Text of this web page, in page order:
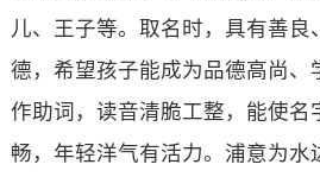
儿、王子等。取名时，具有善良
德，希望孩子能成为品德高尚、
作助词，读音清脆工整，能使名
畅，年轻洋气有活力。浦意为水